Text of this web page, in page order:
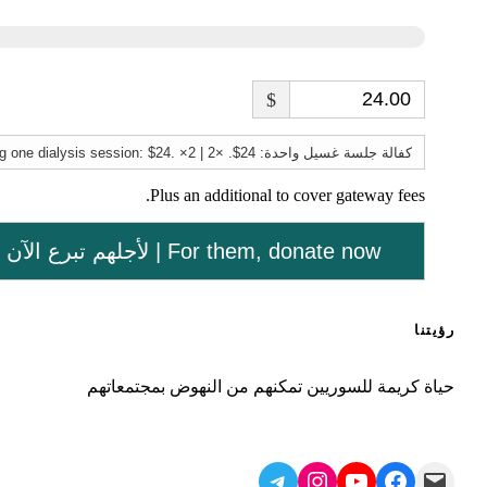
$
Plus an additional to cover gateway fees.
لأجلهم تبرع الآن | For them, donate now
رؤيتنا
حياة كريمة للسوريين تمكنهم من النهوض بمجتمعاتهم
Mail
Facebook
YouTube
Instagram
Telegram